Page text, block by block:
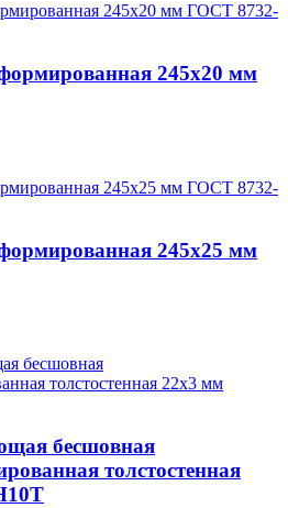
245х20 мм
245х25 мм
бесшовная
толстостенная